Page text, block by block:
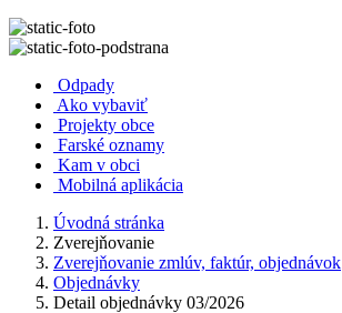
Odpady
Ako vybaviť
Projekty obce
Farské oznamy
Kam v obci
Mobilná aplikácia
Úvodná stránka
Zverejňovanie
Zverejňovanie zmlúv, faktúr, objednávok
Objednávky
Detail objednávky 03/2026